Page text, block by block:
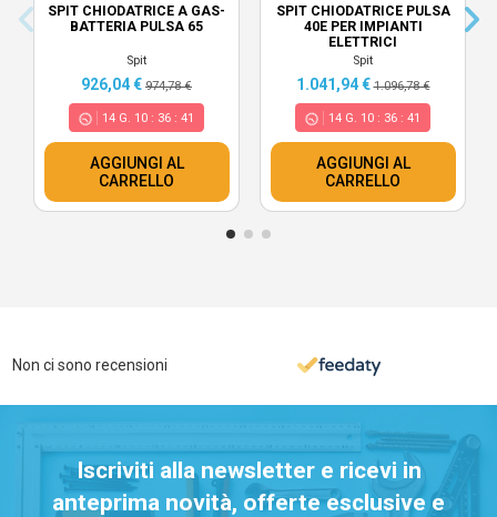
SPIT CHIODATRICE A GAS-
BATTERIA PULSA 65
Spit
926,04 € 974,78 €
14 G. 10 : 36 :40
AGGIUNGI AL
CARRELLO
SPIT CHIODATRICE PULSA
40E PER IMPIANTI
ELETTRICI
Spit
1.041,94 €1.096,78 €
14 G. 10 : 36 :40
AGGIUNGI AL
CARRELLO
Non ci sono recensioni
Iscriviti alla newsletter e ricevi in
anteprima novità, offerte esclusive e